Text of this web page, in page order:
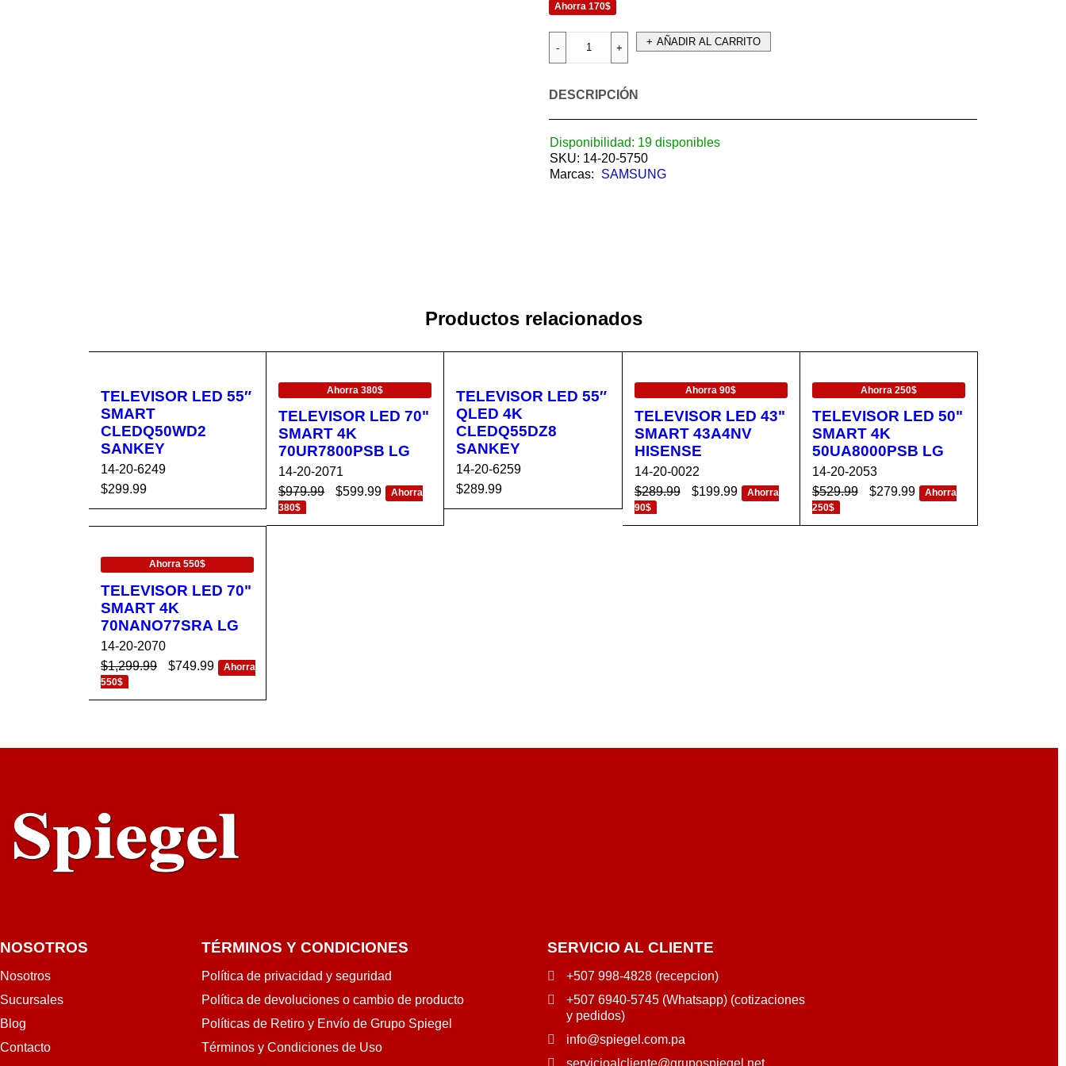
Ahorra 170$
AÑADIR AL CARRITO
DESCRIPCIÓN
Disponibilidad: 19 disponibles
SKU: 14-20-5750
Marcas:
SAMSUNG
Productos relacionados
TELEVISOR LED 55″
SMART
CLEDQ50WD2
SANKEY
14-20-6249
$299.99
AÑADIR AL CA
VISTA
Ahorra 380$
TELEVISOR LED 70"
SMART 4K
70UR7800PSB LG
14-20-2071
$979.99 $599.99
Ahorra
380$
AÑADIR AL CA
VISTA
TELEVISOR LED 55″
QLED 4K
CLEDQ55DZ8
SANKEY
14-20-6259
$289.99
AÑADIR AL CA
VISTA
Ahorra 90$
TELEVISOR LED 43"
SMART 43A4NV
HISENSE
14-20-0022
$289.99 $199.99
Ahorra
90$
AÑADIR AL CA
VISTA
Ahorra 250$
TELEVISOR LED 50"
SMART 4K
50UA8000PSB LG
14-20-2053
$529.99 $279.99
Ahorra
250$
AÑADIR AL CA
VISTA
Ahorra 550$
TELEVISOR LED 70"
SMART 4K
70NANO77SRA LG
14-20-2070
$1,299.99 $749.99
Ahorra
550$
AÑADIR AL CA
VISTA
NOSOTROS
Nosotros
Sucursales
Blog
Contacto
TÉRMINOS Y CONDICIONES
Política de privacidad y seguridad
Política de devoluciones o cambio de producto
Políticas de Retiro y Envío de Grupo Spiegel
Términos y Condiciones de Uso
SERVICIO AL CLIENTE
+507 998-4828 (recepcion)
+507 6940-5745 (Whatsapp) (cotizaciones
y pedidos)
info@spiegel.com.pa